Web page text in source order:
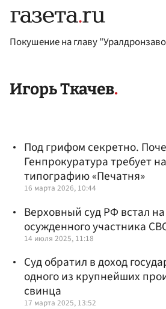
Покушение на главу
Игорь Ткачев
Под грифом секретно.
Генпрокуратура требует
типографию «Печатня»
16 марта 2026, 10:44
Верховный суд РФ встал
осужденного участника
14 июля 2025, 11:18
Суд обратил в доход
одного из крупнейших
свинца
17 марта 2025, 13:52